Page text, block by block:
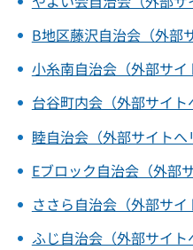
B地区藤沢自治会（外部
小糸南自治会（外部サイ
台谷町内会（外部サイト
睦自治会（外部サイトへ
Eブロック自治会（外部
ささら自治会（外部サイ
ふじ自治会（外部サイト